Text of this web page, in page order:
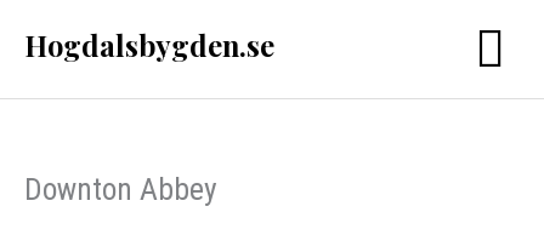
Hogdalsbygden.se
Downton Abbey